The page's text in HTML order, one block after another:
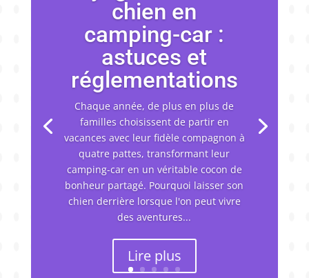
chien en
camping-car :
astuces et
réglementations
Chaque année, de plus en plus de
familles choisissent de partir en
vacances avec leur fidèle compagnon à
quatre pattes, transformant leur
camping-car en un véritable cocon de
bonheur partagé. Pourquoi laisser son
chien derrière lorsque l'on peut vivre
des aventures...
Lire plus